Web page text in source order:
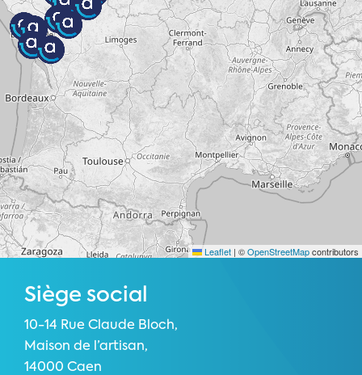
Leaflet | ©OpenStreetMapcontributors
Siège social
10-14 Rue Claude Bloch,
Maison de l’artisan,
14000 Caen